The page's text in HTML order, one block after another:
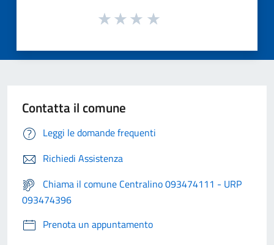
Contatta il comune
Leggi le domande frequenti
Richiedi Assistenza
Chiama il comune Centralino 093474111 - URP
093474396
Prenota un appuntamento